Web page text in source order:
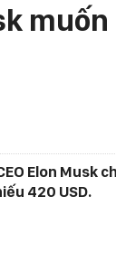
muốn
Elon Musk
420 USD.